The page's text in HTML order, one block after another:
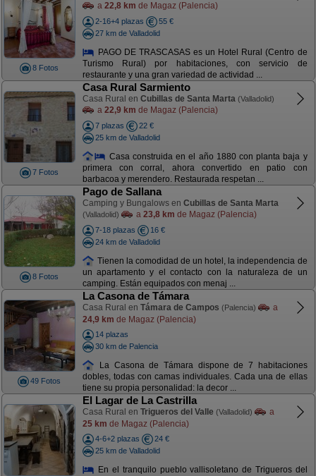
8 Fotos
a 22,8 km de Magaz (Palencia)
2-16+4 plazas
55 €
27 km de Valladolid
PAGO DE TRASCASAS es un Hotel Rural (Centro de
Turismo Rural) por habitaciones, con servicio de
restaurante y una gran variedad de actividad ...
7 Fotos
Casa Rural Sarmiento
Casa Rural en Cubillas de Santa Marta (Valladolid)
a 22,9 km de Magaz (Palencia)
7 plazas
22 €
25 km de Valladolid
Casa construida en el año 1880 con planta baja y
primera con corral, ahora convertido en patio con
barbacoa y merendero. Restaurada respetan ...
8 Fotos
Pago de Sallana
Camping y Bungalows en Cubillas de Santa Marta
(Valladolid) a 23,8 km de Magaz (Palencia)
7-18 plazas
16 €
24 km de Valladolid
Tienen la comodidad de un hotel, la independencia de
un apartamento y el contacto con la naturaleza de un
camping. Están equipados con menaj ...
49 Fotos
La Casona de Támara
Casa Rural en Támara de Campos (Palencia)
a
24,9 km de Magaz (Palencia)
14 plazas
30 km de Palencia
La Casona de Támara dispone de 7 habitaciones
dobles, todas con camas individuales. Cada una de ellas
tiene su propia personalidad: la decor ...
El Lagar de La Castrilla
Casa Rural en Trigueros del Valle (Valladolid)
a
25 km de Magaz (Palencia)
4-6+2 plazas
24 €
25 km de Valladolid
En el tranquilo pueblo vallisoletano de Trigueros del